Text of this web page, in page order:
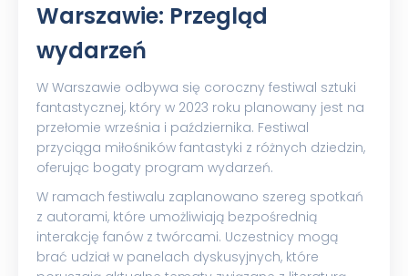
Warszawie: Przegląd
wydarzeń
W Warszawie odbywa się coroczny festiwal sztuki
fantastycznej, który w 2023 roku planowany jest na
przełomie września i października. Festiwal
przyciąga miłośników fantastyki z różnych dziedzin,
oferując bogaty program wydarzeń.
W ramach festiwalu zaplanowano szereg spotkań
z autorami, które umożliwiają bezpośrednią
interakcję fanów z twórcami. Uczestnicy mogą
brać udział w panelach dyskusyjnych, które